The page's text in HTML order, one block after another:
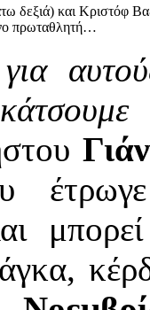
δεξιά) και Κριστόφ
πρωταθλητή…